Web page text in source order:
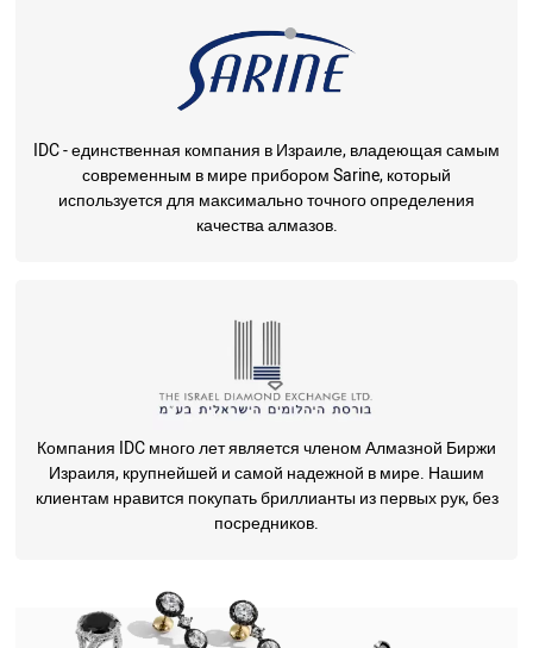
IDC - единственная компания в Израиле, владеющая самым
современным в мире прибором Sarine, который
используется для максимально точного определения
качества алмазов.
Компания IDC много лет является членом Алмазной Биржи
Израиля, крупнейшей и самой надежной в мире. Нашим
клиентам нравится покупать бриллианты из первых рук, без
посредников.